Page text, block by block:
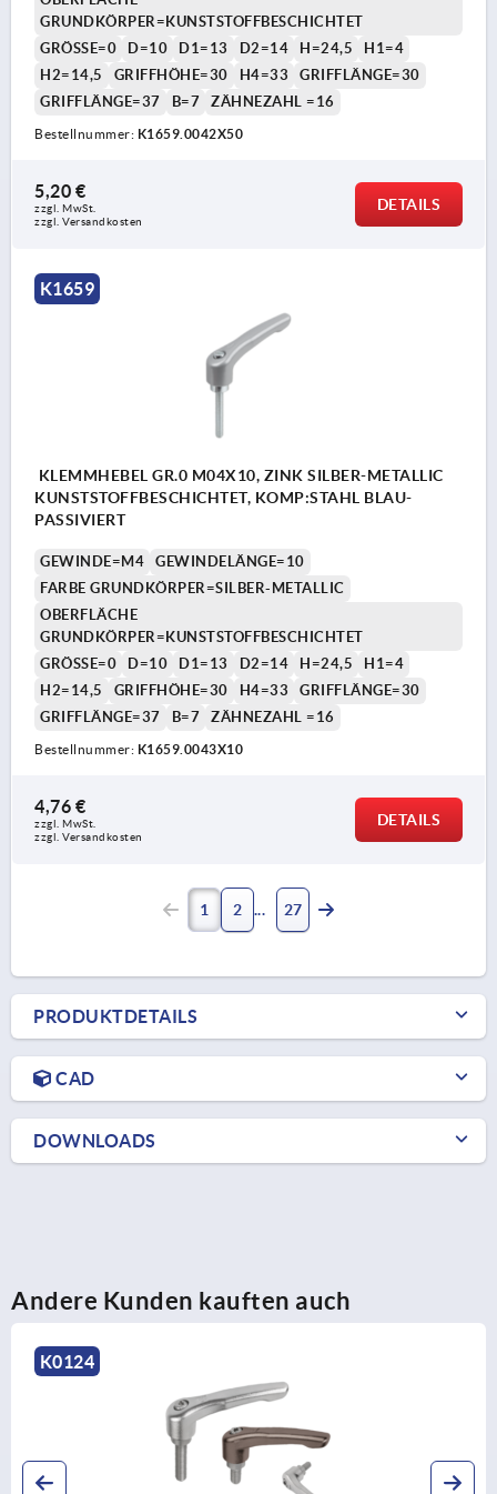
GRUNDKÖRPER=KUNSTSTOFFBESCHICHTET
GRÖSSE=0
D=10 D1=13 D2=14 H=24,5
H1=4
H2=14,5
GRIFFHÖHE=30 H4=33
GRIFFLÄNGE=30
GRIFFLÄNGE=37
B=7 ZÄHNEZAHL =16
Bestellnummer: K1659.0042X50
5,20 €
zzgl. MwSt.
zzgl. Versandkosten
DETAILS
K1659
KLEMMHEBEL GR.0 M04X10, ZINK SILBER-METALLIC
KUNSTSTOFFBESCHICHTET, KOMP:STAHL BLAU-
PASSIVIERT
GEWINDE=M4
GEWINDELÄNGE=10
FARBE GRUNDKÖRPER=SILBER-METALLIC
OBERFLÄCHE
GRUNDKÖRPER=KUNSTSTOFFBESCHICHTET
GRÖSSE=0
D=10 D1=13 D2=14 H=24,5
H1=4
H2=14,5
GRIFFHÖHE=30 H4=33
GRIFFLÄNGE=30
GRIFFLÄNGE=37
B=7 ZÄHNEZAHL =16
Bestellnummer: K1659.0043X10
4,76 €
zzgl. MwSt.
zzgl. Versandkosten
DETAILS
1 2 27
PRODUKTDETAILS
CAD
DOWNLOADS
Andere Kunden kauften auch
K0124